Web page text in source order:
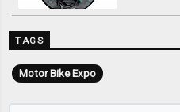
TAGS
Motor Bike Expo